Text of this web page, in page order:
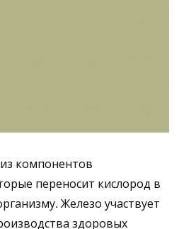
компонентов
переносит кислород в
Железо участвует
здоровых